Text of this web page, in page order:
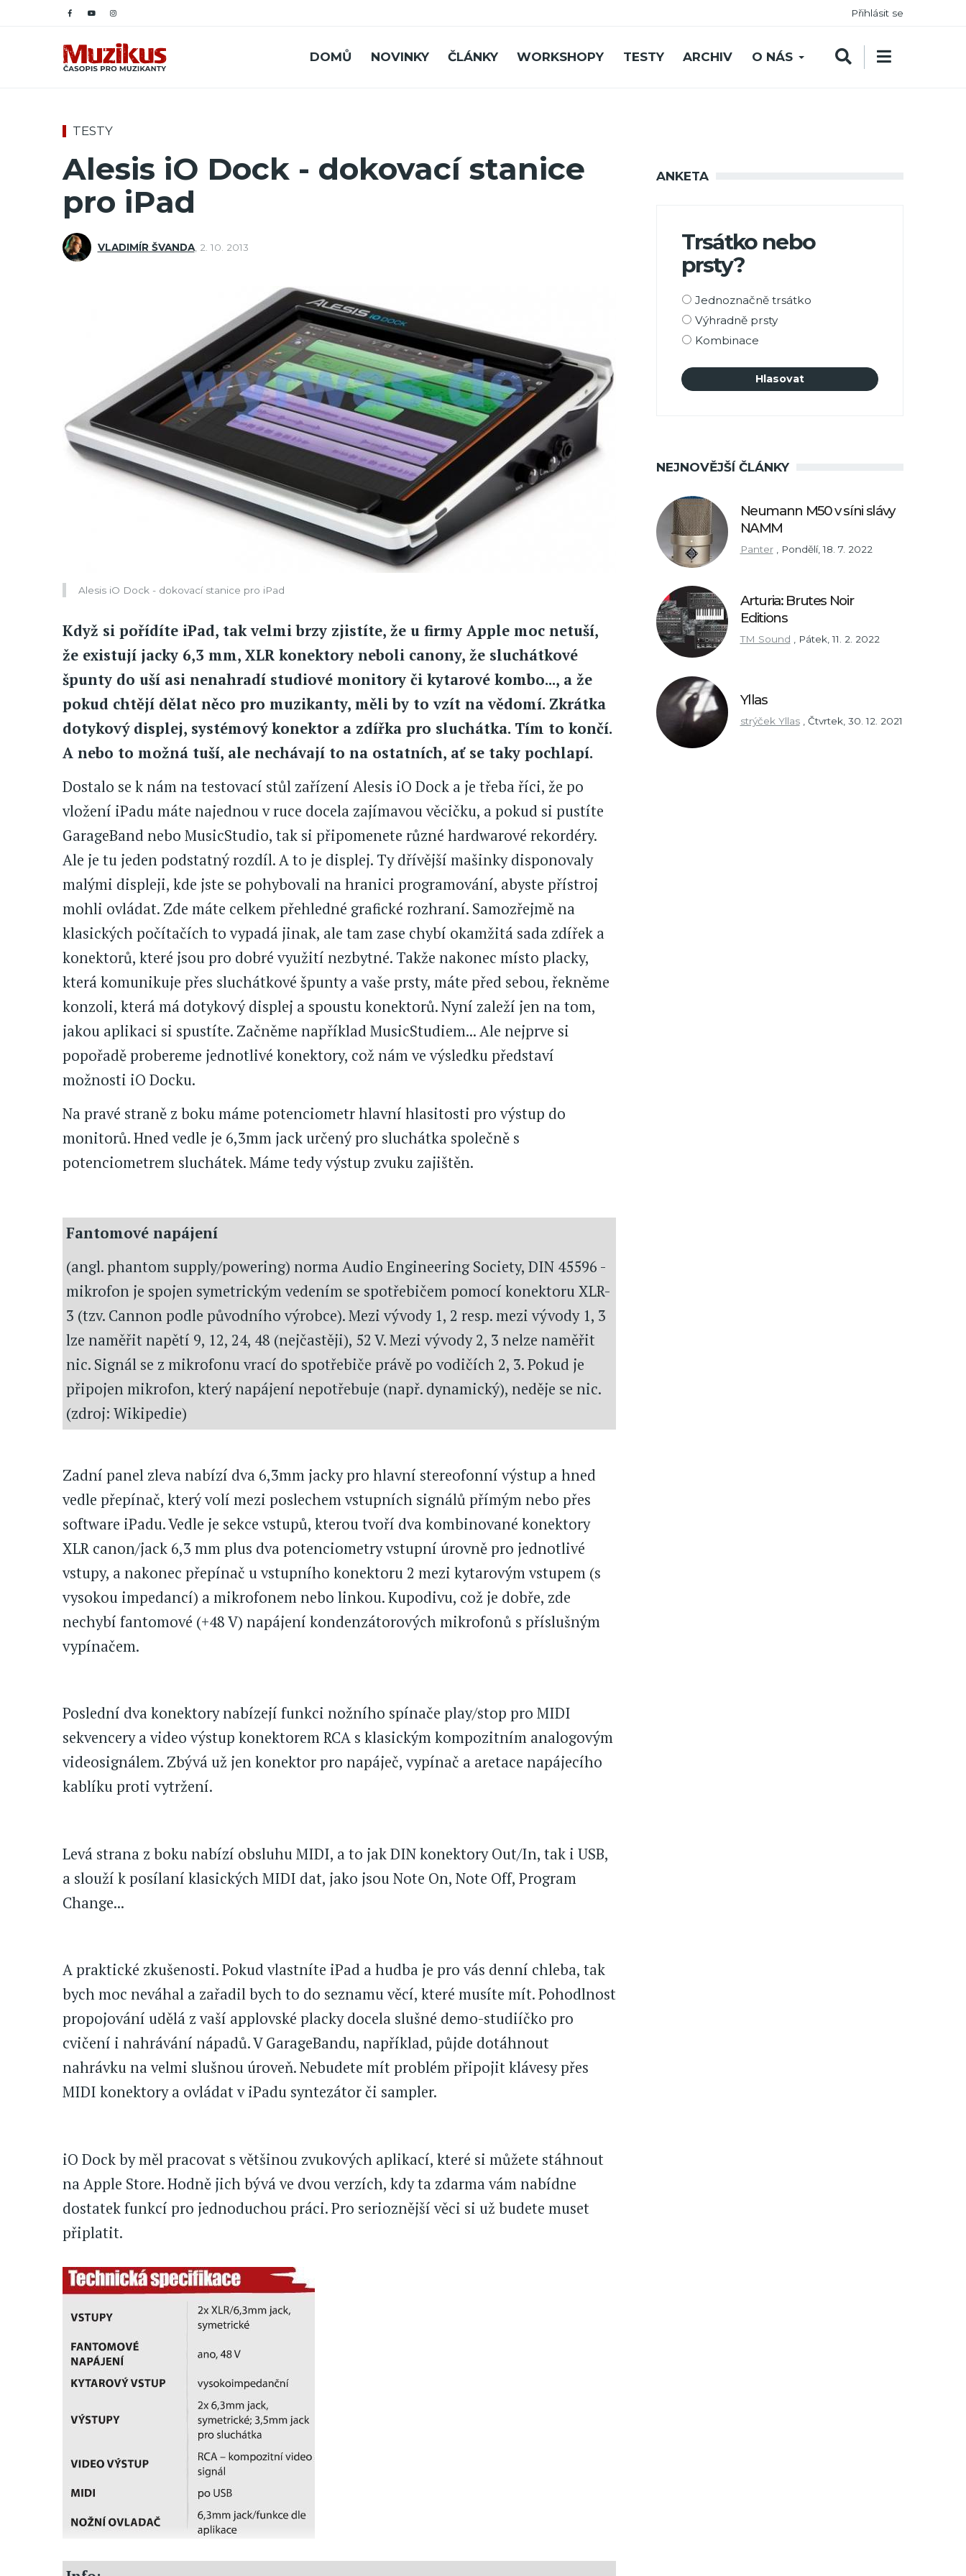
Přihlásit se
DOMŮ NOVINKY ČLÁNKY WORKSHOPY TESTY ARCHIV O NÁS
TESTY
Alesis iO Dock - dokovací stanice
pro iPad
VLADIMÍR ŠVANDA, 2. 10. 2013
Alesis iO Dock - dokovací stanice pro iPad
Když si pořídíte iPad, tak velmi brzy zjistíte, že u firmy Apple moc netuší,
že existují jacky 6,3 mm, XLR konektory neboli canony, že sluchátkové
špunty do uší asi nenahradí studiové monitory či kytarové kombo..., a že
pokud chtějí dělat něco pro muzikanty, měli by to vzít na vědomí. Zkrátka
dotykový displej, systémový konektor a zdířka pro sluchátka. Tím to končí.
A nebo to možná tuší, ale nechávají to na ostatních, ať se taky pochlapí.
Dostalo se k nám na testovací stůl zařízení Alesis iO Dock a je třeba říci, že po
vložení iPadu máte najednou v ruce docela zajímavou věcičku, a pokud si pustíte
GarageBand nebo MusicStudio, tak si připomenete různé hardwarové rekordéry.
Ale je tu jeden podstatný rozdíl. A to je displej. Ty dřívější mašinky disponovaly
malými displeji, kde jste se pohybovali na hranici programování, abyste přístroj
mohli ovládat. Zde máte celkem přehledné grafické rozhraní. Samozřejmě na
klasických počítačích to vypadá jinak, ale tam zase chybí okamžitá sada zdířek a
konektorů, které jsou pro dobré využití nezbytné. Takže nakonec místo placky,
která komunikuje přes sluchátkové špunty a vaše prsty, máte před sebou, řekněme
konzoli, která má dotykový displej a spoustu konektorů. Nyní zaleží jen na tom,
jakou aplikaci si spustíte. Začněme například MusicStudiem... Ale nejprve si
popořadě probereme jednotlivé konektory, což nám ve výsledku představí
možnosti iO Docku.
Na pravé straně z boku máme potenciometr hlavní hlasitosti pro výstup do
monitorů. Hned vedle je 6,3mm jack určený pro sluchátka společně s
potenciometrem sluchátek. Máme tedy výstup zvuku zajištěn.
Fantomové napájení
(angl. phantom supply/powering) norma Audio Engineering Society, DIN 45596 -
mikrofon je spojen symetrickým vedením se spotřebičem pomocí konektoru XLR-
3 (tzv. Cannon podle původního výrobce). Mezi vývody 1, 2 resp. mezi vývody 1, 3
lze naměřit napětí 9, 12, 24, 48 (nejčastěji), 52 V. Mezi vývody 2, 3 nelze naměřit
nic. Signál se z mikrofonu vrací do spotřebiče právě po vodičích 2, 3. Pokud je
připojen mikrofon, který napájení nepotřebuje (např. dynamický), neděje se nic.
(zdroj: Wikipedie)
Zadní panel zleva nabízí dva 6,3mm jacky pro hlavní stereofonní výstup a hned
vedle přepínač, který volí mezi poslechem vstupních signálů přímým nebo přes
software iPadu. Vedle je sekce vstupů, kterou tvoří dva kombinované konektory
XLR canon/jack 6,3 mm plus dva potenciometry vstupní úrovně pro jednotlivé
vstupy, a nakonec přepínač u vstupního konektoru 2 mezi kytarovým vstupem (s
vysokou impedancí) a mikrofonem nebo linkou. Kupodivu, což je dobře, zde
nechybí fantomové (+48 V) napájení kondenzátorových mikrofonů s příslušným
vypínačem.
Poslední dva konektory nabízejí funkci nožního spínače play/stop pro MIDI
sekvencery a video výstup konektorem RCA s klasickým kompozitním analogovým
videosignálem. Zbývá už jen konektor pro napáječ, vypínač a aretace napájecího
kablíku proti vytržení.
Levá strana z boku nabízí obsluhu MIDI, a to jak DIN konektory Out/In, tak i USB,
a slouží k posílaní klasických MIDI dat, jako jsou Note On, Note Off, Program
Change...
A praktické zkušenosti. Pokud vlastníte iPad a hudba je pro vás denní chleba, tak
bych moc neváhal a zařadil bych to do seznamu věcí, které musíte mít. Pohodlnost
propojování udělá z vaší applovské placky docela slušné demo-studiíčko pro
cvičení i nahrávání nápadů. V GarageBandu, například, půjde dotáhnout
nahrávku na velmi slušnou úroveň. Nebudete mít problém připojit klávesy přes
MIDI konektory a ovládat v iPadu syntezátor či sampler.
iO Dock by měl pracovat s většinou zvukových aplikací, které si můžete stáhnout
na Apple Store. Hodně jich bývá ve dvou verzích, kdy ta zdarma vám nabídne
dostatek funkcí pro jednoduchou práci. Pro serioznější věci si už budete muset
připlatit.
ANKETA
Trsátko nebo
prsty?
Možnosti
výběru
Jednoznačně trsátko
Výhradně prsty
Kombinace
NEJNOVĚJŠÍ ČLÁNKY
Neumann M50 v síni slávy
NAMM
Panter Pondělí, 18. 7. 2022
Arturia: Brutes Noir
Editions
TM Sound , Pátek, 11. 2. 2022
Yllas
strýček Yllas Čtvrtek, 30. 12. 2021